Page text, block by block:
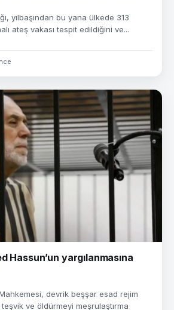
yılbaşından bu yana ülkede 313
ateş vakası tespit edildiğini ve...
Hassun’un yargılanmasına
devrik beşşar esad rejim
ve öldürmeyi meşrulaştırma